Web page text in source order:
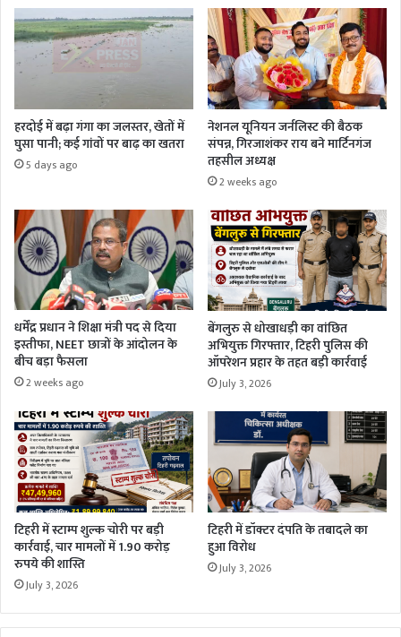
हरदोई में बढ़ा गंगा का जलस्तर, खेतों में
घुसा पानी; कई गांवों पर बाढ़ का खतरा
5 days ago
नेशनल यूनियन जर्नलिस्ट की बैठक
संपन्न, गिरजाशंकर राय बने मार्टिनगंज
तहसील अध्यक्ष
2 weeks ago
धर्मेंद्र प्रधान ने शिक्षा मंत्री पद से दिया
इस्तीफा, NEET छात्रों के आंदोलन के
बीच बड़ा फैसला
2 weeks ago
बेंगलुरु से धोखाधड़ी का वांछित
अभियुक्त गिरफ्तार, टिहरी पुलिस की
ऑपरेशन प्रहार के तहत बड़ी कार्रवाई
July 3, 2026
टिहरी में स्टाम्प शुल्क चोरी पर बड़ी
कार्रवाई, चार मामलों में 1.90 करोड़
रुपये की शास्ति
July 3, 2026
टिहरी में डॉक्टर दंपति के तबादले का
हुआ विरोध
July 3, 2026